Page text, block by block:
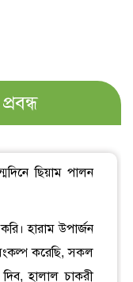
ছিয়াম পালন
হারাম উপার্জন
করেছি, সকল
হালাল চাকরী